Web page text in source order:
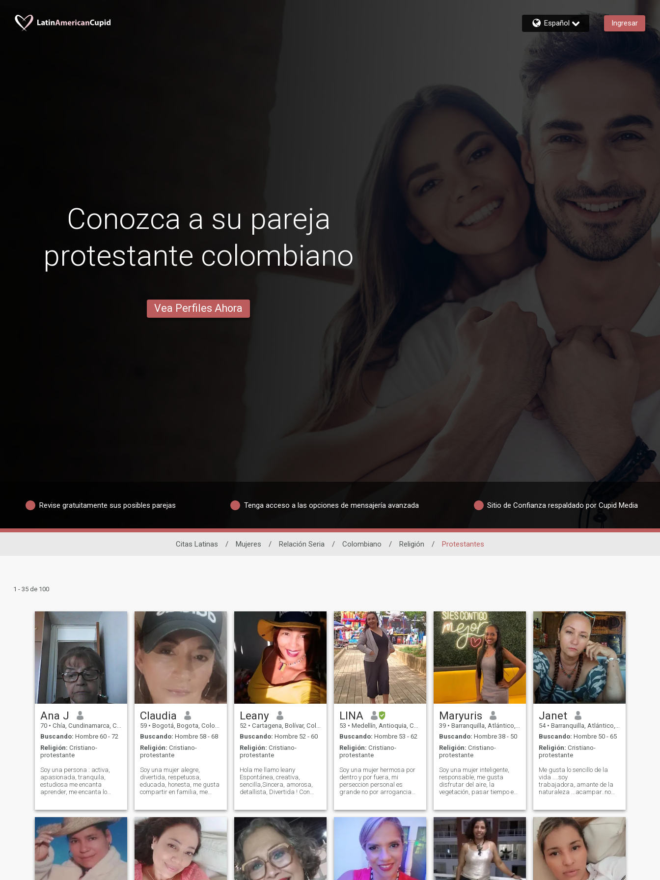
Español Ingresar
Conozca a su pareja
protestante colombiano
Vea Perfiles Ahora
Revise gratuitamente sus posibles parejas Tenga acceso a las opciones de mensajería avanzada Sitio de Confianza respaldado por Cupid Media
Citas Latinas / Mujeres / Relación Seria / Colombiano / Religión / Protestantes
1 - 35 de 100
Ana J
70 • Chía, Cundinamarca, Colombia
Buscando: Hombre 60 - 72
Religión: Cristiano-
protestante
Soy una persona : activa,
apasionada, tranquila,
estudiosa me encanta
aprender, me encanta lo
Cada dia me propongo
trabajar en el autouidado, en
mis debilidades, buscando
ser mejor persona.
Claudia
59 • Bogotá, Bogota, Colombia
Buscando: Hombre 58 - 68
Religión: Cristiano-
protestante
Soy una mujer alegre,
divertida, respetuosa,
educada, honesta, me gusta
compartir en familia, me
de pesca, soy leal, autentica
detesto las mentiras, estoy
aca para conocer un hombre
que quiera tener una
compañera de vida,
conquien despertar en las
mañanas sonreir hablar un
hombre que este buscando
una amiga, esposa,
Leany
52 • Cartagena, Bolívar, Colombia
Buscando: Hombre 52 - 60
Religión: Cristiano-
protestante
Hola me llamo leany
Espontánea, creativa,
sencilla,Sincera, amorosa,
detallista, Divertida ! Con
fundamentados,
disciplinada, y proactiva,
soñadora,ordenada.y
comprometida con mis
cosas. Me gusta cuidarme
voy al gym, Creo en Dios
como mi único salvador!
Enamorada de todo lo que
me genere paz y
LINA
53 • Medellín, Antioquia, Colombia
Buscando: Hombre 53 - 62
Religión: Cristiano-
protestante
Soy una mujer hermosa por
dentro y por fuera, mi
perseccion personal es
grande no por arrogancia
tener la capacidad de amar
a los demás en la tolerancia
y respeto que merecen. Estoy
convencida que conocerme
será una gran experiencia
Maryuris
39 • Barranquilla, Atlántico, Colombia
Buscando: Hombre 38 - 50
Religión: Cristiano-
protestante
Soy una mujer inteligente,
responsable, me gusta
disfrutar del aire, la
vegetación, pasar tiempo en
tiempos a solas, disfruto de
la lectura de un buen libro,
escuchar musica, o solo
contemplar la hermosura de
lo que hay a mi alrededor.
Janet
54 • Barranquilla, Atlántico, Colombia
Buscando: Hombre 50 - 65
Religión: Cristiano-
protestante
Me gusta lo sencillo de la
vida ....soy
trabajadora,.amante de la
naturaleza ...acampar..no
se vuelve a levantar...amo ver
un atardecer ..las flores
..animales me encanta los
desafíos...desafiar mis
limites....me gustan los
retos.... Soy cariñosa y
respetuosa.....amo a mis
hijos y si mi pareja tiene hijos
.. también los amare...